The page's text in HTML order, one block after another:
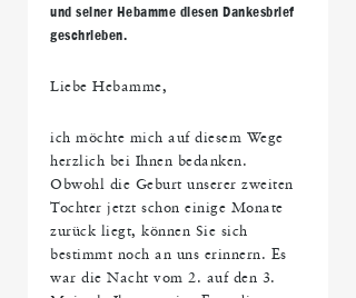
und seiner Hebamme diesen Dankesbrief
geschrieben.
Liebe Hebamme,
ich möchte mich auf diesem Wege
herzlich bei Ihnen bedanken.
Obwohl die Geburt unserer zweiten
Tochter jetzt schon einige Monate
zurück liegt, können Sie sich
bestimmt noch an uns erinnern. Es
war die Nacht vom 2. auf den 3.